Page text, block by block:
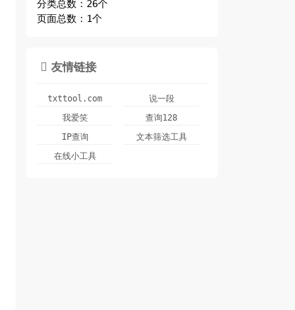
分类总数：26个
页面总数：1个
 友情链接
txttool.com
说一段
我爱笑
查询128
IP查询
文本筛选工具
在线小工具